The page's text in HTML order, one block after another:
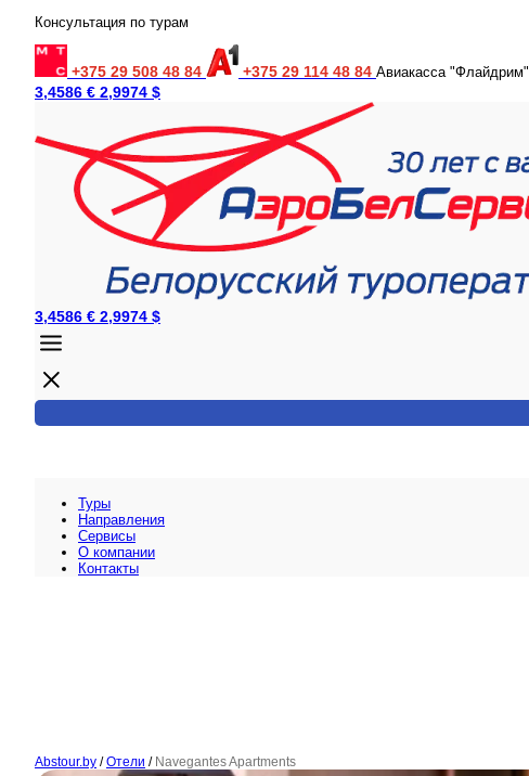
Консультация по турам
+375 29 508 48 84 +375 29 114 48 84 Авиакасса "Флайдрим"
3,4586 € 2,9974 $
3,4586 € 2,9974 $
Туры
Направления
Сервисы
O компании
Контакты
Abstour.by / Отели / Navegantes Apartments